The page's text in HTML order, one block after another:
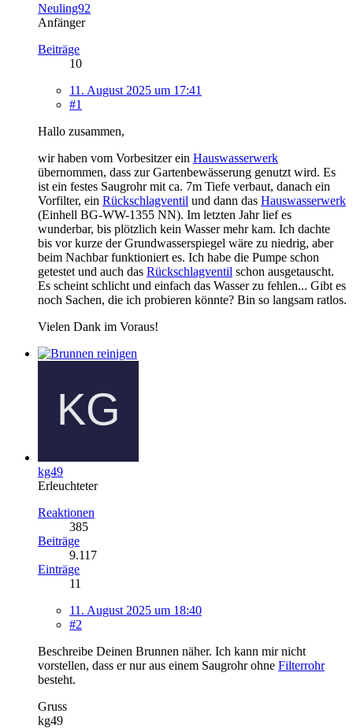
Neuling92
Anfänger
Beiträge
10
11. August 2025 um 17:41
#1
Hallo zusammen,
wir haben vom Vorbesitzer ein Hauswasserwerk
übernommen, dass zur Gartenbewässerung genutzt wird. Es
ist ein festes Saugrohr mit ca. 7m Tiefe verbaut, danach ein
Vorfilter, ein Rückschlagventil und dann das Hauswasserwerk
(Einhell BG-WW-1355 NN). Im letzten Jahr lief es
wunderbar, bis plötzlich kein Wasser mehr kam. Ich dachte
bis vor kurze der Grundwasserspiegel wäre zu niedrig, aber
beim Nachbar funktioniert es. Ich habe die Pumpe schon
getestet und auch das Rückschlagventil schon ausgetauscht.
Es scheint schlicht und einfach das Wasser zu fehlen... Gibt es
noch Sachen, die ich probieren könnte? Bin so langsam ratlos.
Vielen Dank im Voraus!
kg49
Erleuchteter
Reaktionen
385
Beiträge
9.117
Einträge
11
11. August 2025 um 18:40
#2
Beschreibe Deinen Brunnen näher. Ich kann mir nicht
vorstellen, dass er nur aus einem Saugrohr ohne Filterrohr
besteht.
Gruss
kg49